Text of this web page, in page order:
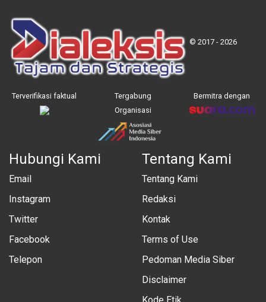
© 2017 - 2026
Terverifikasi faktual
Tergabung
Organisasi
Bermitra dengan
Hubungi Kami
Email
Instagram
Twitter
Facebook
Telepon
Tentang Kami
Tentang Kami
Redaksi
Kontak
Terms of Use
Pedoman Media Siber
Disclaimer